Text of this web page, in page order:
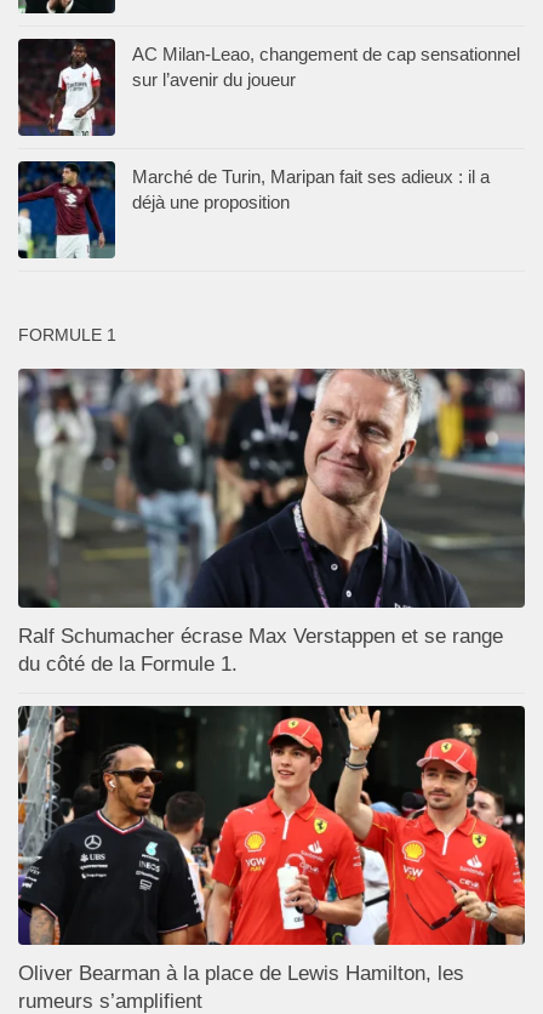
AC Milan-Leao, changement de cap sensationnel
sur l’avenir du joueur
Marché de Turin, Maripan fait ses adieux : il a
déjà une proposition
FORMULE 1
Ralf Schumacher écrase Max Verstappen et se range
du côté de la Formule 1.
Oliver Bearman à la place de Lewis Hamilton, les
rumeurs s’amplifient